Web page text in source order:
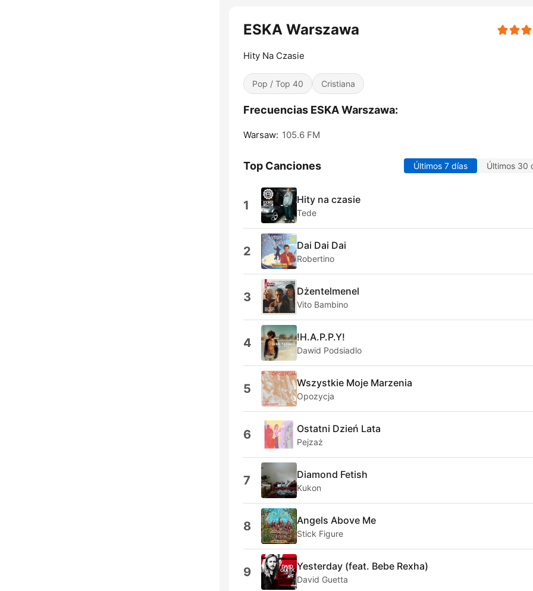
ESKA Warszawa
Hity Na Czasie
Pop / Top 40 Cristiana
Frecuencias ESKA Warszawa:
Warsaw: 105.6 FM
Top Canciones Últimos 7 días Últimos 30
1 Hity na czasie
Tede
2 Dai Dai Dai
Robertino
3 Dżentelmenel
Vito Bambino
4 !H.A.P.P.Y!
Dawid Podsiadlo
5 Wszystkie Moje Marzenia
Opozycja
6 Ostatni Dzień Lata
Pejzaż
7 Diamond Fetish
Kukon
8 Angels Above Me
Stick Figure
9 Yesterday (feat. Bebe Rexha)
David Guetta